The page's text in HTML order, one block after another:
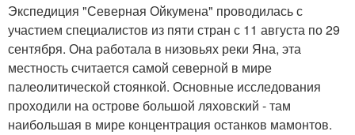
Экспедиция "Северная Ойкумена" проводилась с
участием специалистов из пяти стран с 11 августа по 29
сентября. Она работала в низовьях реки Яна, эта
местность считается самой северной в мире
палеолитической стоянкой. Основные исследования
проходили на острове большой ляховский - там
наибольшая в мире концентрация останков мамонтов.